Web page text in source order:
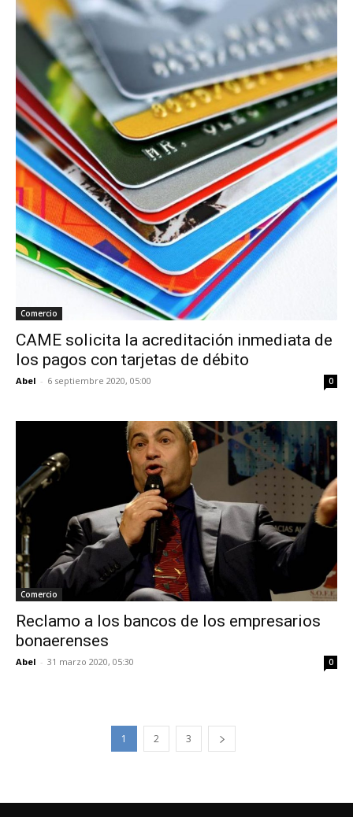
Comercio
CAME solicita la acreditación inmediata de
los pagos con tarjetas de débito
Abel - 6 septiembre 2020, 05:00 0
Comercio
Reclamo a los bancos de los empresarios
bonaerenses
Abel - 31 marzo 2020, 05:30 0
1 2 3